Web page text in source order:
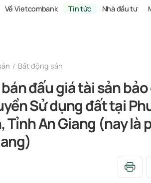
Về Vietcombank Tin tức Nhà đầu tư
Bất động sản
đấu giá tài sản
Sử dụng đất tại
Tỉnh An Giang (nay là